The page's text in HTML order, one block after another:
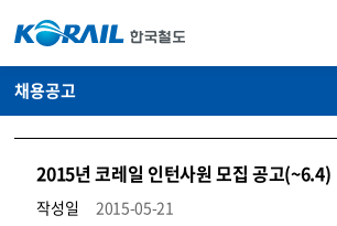
채용공고
2015년 코레일 인턴사원 모집 공고(~6.4)
작성일
2015-05-21